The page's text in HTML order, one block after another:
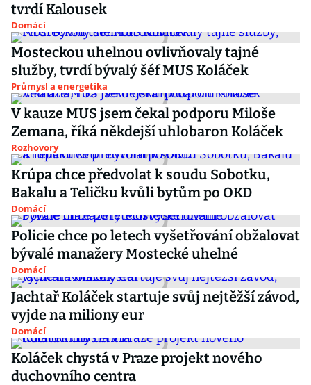
tvrdí Kalousek
Domácí
Mosteckou uhelnou ovlivňovaly tajné
služby, tvrdí bývalý šéf MUS Koláček
Průmysl a energetika
V kauze MUS jsem čekal podporu Miloše
Zemana, říká někdejší uhlobaron Koláček
Rozhovory
Krúpa chce předvolat k soudu Sobotku,
Bakalu a Teličku kvůli bytům po OKD
Domácí
Policie chce po letech vyšetřování obžalovat
bývalé manažery Mostecké uhelné
Domácí
Jachtař Koláček startuje svůj nejtěžší závod,
vyjde na miliony eur
Domácí
Koláček chystá v Praze projekt nového
duchovního centra